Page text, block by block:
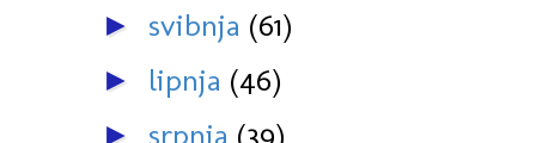
► svibnja (61)
► lipnja (46)
► srpnja (39)